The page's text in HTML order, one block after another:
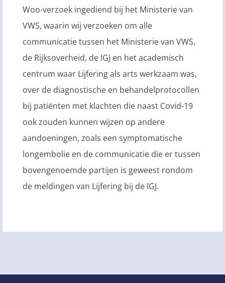
Woo-verzoek ingediend bij het Ministerie van
VWS, waarin wij verzoeken om alle
communicatie tussen het Ministerie van VWS,
de Rijksoverheid, de IGJ en het academisch
centrum waar Lijfering als arts werkzaam was,
over de diagnostische en behandelprotocollen
bij patiënten met klachten die naast Covid-19
ook zouden kunnen wijzen op andere
aandoeningen, zoals een symptomatische
longembolie en de communicatie die er tussen
bovengenoemde partijen is geweest rondom
de meldingen van Lijfering bij de IGJ.